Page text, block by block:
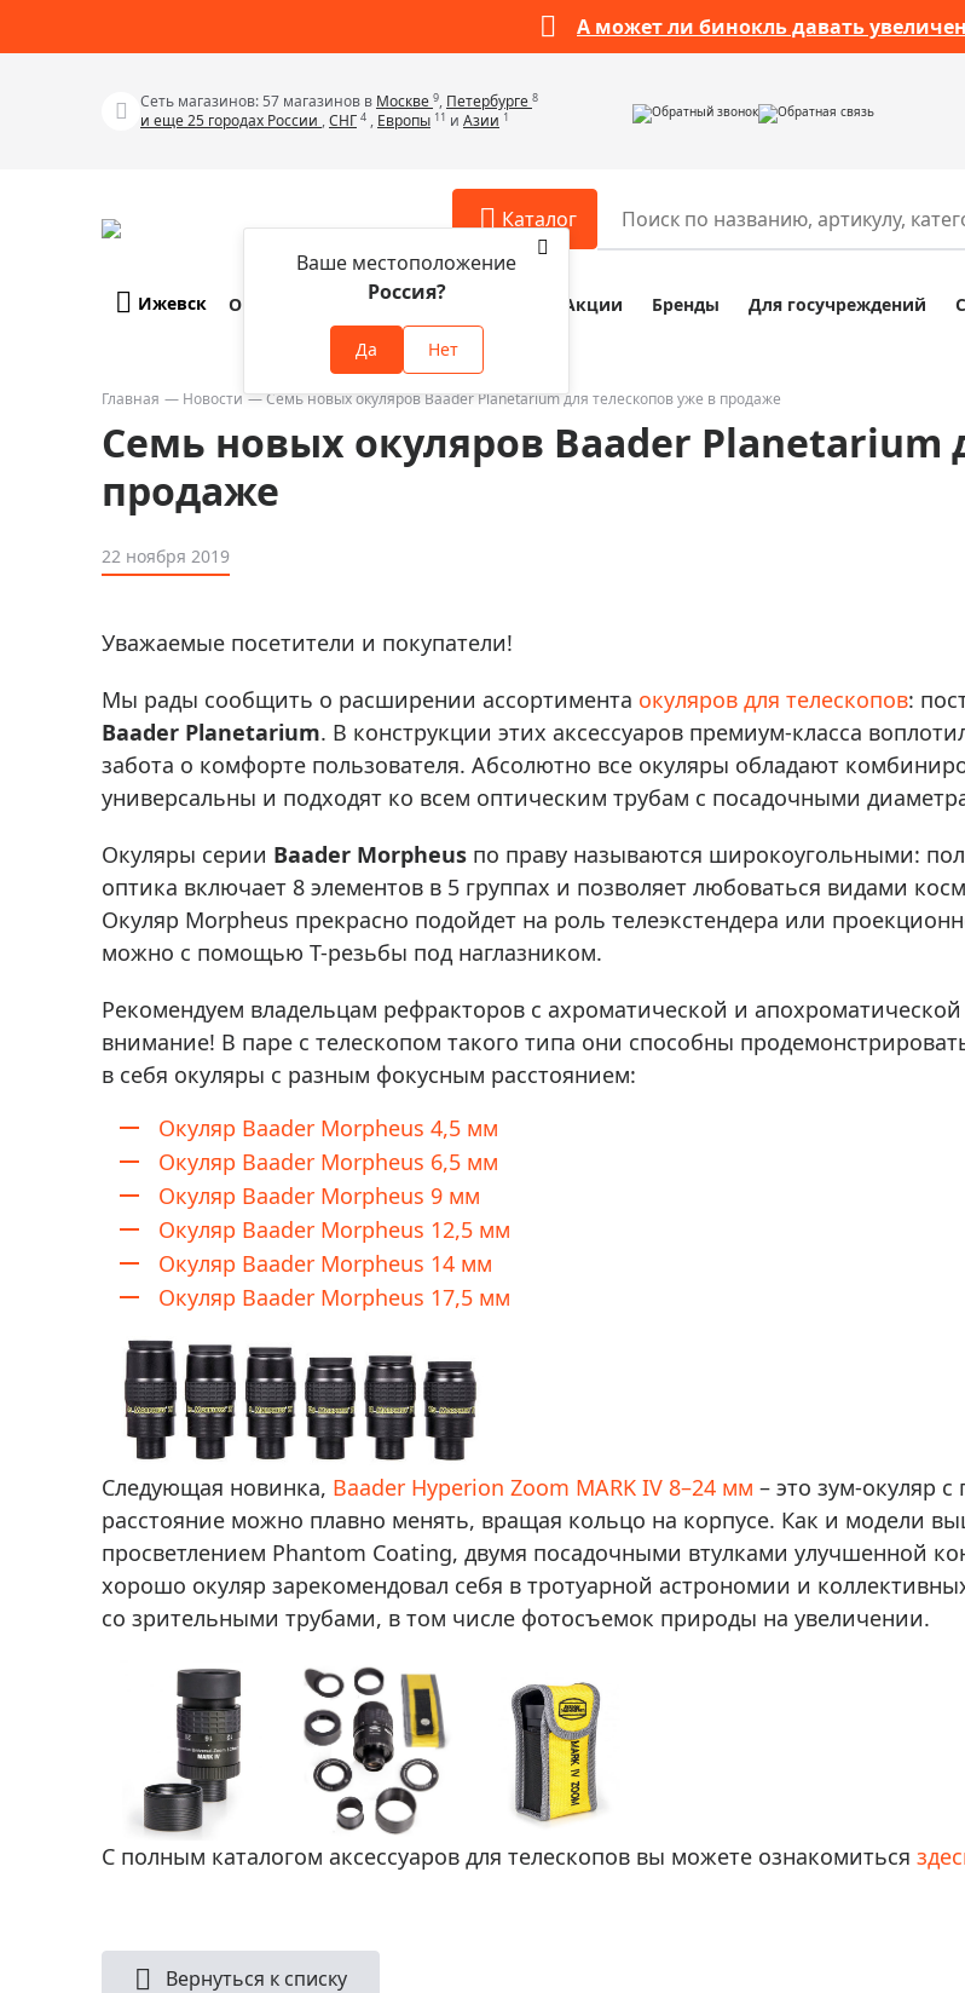
А может ли бинокль давать
Сеть магазинов: 57 магазинов в Москве 9, Петербурге 8
и еще 25 городах России ,СНГ 4 , Европы 11 и Азии 1 Обратный звонок Обратная связь
Каталог
Телескопы
Бинокли
Зрительные трубы
Лупы
Приборы ночного видения
Фотогаджеты
Метеостанции, барометры, часы
Discovery (Дискавери)
Оптика для детей Levenhuk LabZZ
Астропланетарии
Подарки
Акции
Аксессуары для микроскопов
Аксессуары для зрительных труб
Аксессуары для биноклей
Разное
Наборы
Наборы для
Средства для
Карты,
Фонари
Элементы
Фотоловушки
Экшн-камеры
Ижевск
Ваше местоположение
Россия?
Да Нет
О компании Оплата и доставка Акции Бренды Для госучреждений
Главная Новости Семь новых окуляров Baader Planetarium для телескопов уже в продаже
Семь новых окуляров Baader Planetarium
продаже
22 ноября 2019
Уважаемые посетители и покупатели!
Мы рады сообщить о расширении ассортимента окуляров для телескопов:
Baader Planetarium. В конструкции этих аксессуаров премиум-класса
забота о комфорте пользователя. Абсолютно все окуляры обладают
универсальны и подходят ко всем оптическим трубам с посадочными
Окуляры серии Baader Morpheus по праву называются широкоугольными:
оптика включает 8 элементов в 5 группах и позволяет любоваться видами
Окуляр Morpheus прекрасно подойдет на роль телеэкстендера или
можно с помощью Т-резьбы под наглазником.
Рекомендуем владельцам рефракторов с ахроматической и
внимание! В паре с телескопом такого типа они способны
в себя окуляры с разным фокусным расстоянием:
Окуляр Baader Morpheus 4,5 мм
Окуляр Baader Morpheus 6,5 мм
Окуляр Baader Morpheus 9 мм
Окуляр Baader Morpheus 12,5 мм
Окуляр Baader Morpheus 14 мм
Окуляр Baader Morpheus 17,5 мм
Следующая новинка, Baader Hyperion Zoom MARK IV 8–24 мм – это зум-окуляр
расстояние можно плавно менять, вращая кольцо на корпусе. Как и модели
просветлением Phantom Coating, двумя посадочными втулками улучшенной
хорошо окуляр зарекомендовал себя в тротуарной астрономии и
со зрительными трубами, в том числе фотосъемок природы на увеличении.
С полным каталогом аксессуаров для телескопов вы можете ознакомиться
Вернуться к списку